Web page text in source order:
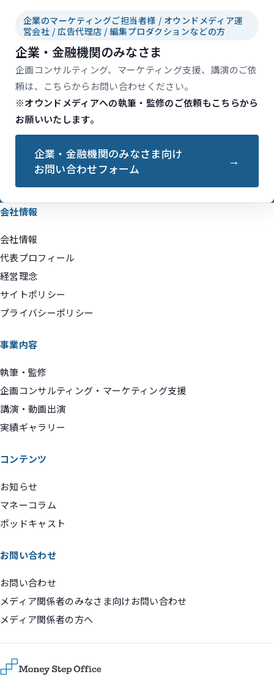
企業のマーケティングご担当者様 / オウンドメディア運
営会社 / 広告代理店 / 編集プロダクションなどの方
企業・金融機関のみなさま
企画コンサルティング、マーケティング支援、講演のご依
頼は、こちらからお問い合わせください。
※オウンドメディアへの執筆・監修のご依頼もこちらから
お願いいたします。
企業・金融機関のみなさま向け
お問い合わせフォーム
会社情報
会社情報
代表プロフィール
経営理念
サイトポリシー
プライバシーポリシー
事業内容
執筆・監修
企画コンサルティング・マーケティング支援
講演・動画出演
実績ギャラリー
コンテンツ
お知らせ
マネーコラム
ポッドキャスト
お問い合わせ
お問い合わせ
メディア関係者のみなさま向けお問い合わせ
メディア関係者の方へ